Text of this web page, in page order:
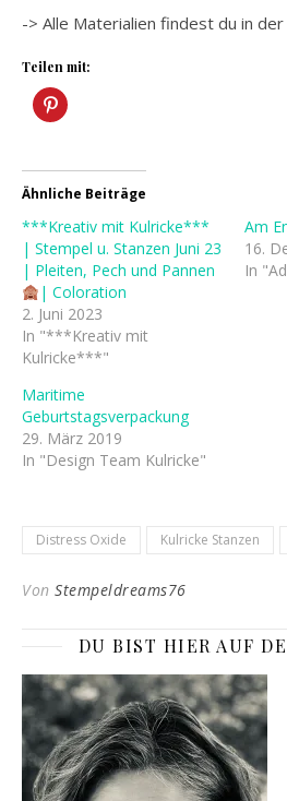
-> Alle Materialien findest du in
Teilen mit:
Ähnliche Beiträge
***Kreativ mit Kulricke***
| Stempel u. Stanzen Juni 23
| Pleiten, Pech und Pannen
| Coloration
2. Juni 2023
In "***Kreativ mit
Kulricke***"
Am
16.
In
Maritime
Geburtstagsverpackung
29. März 2019
In "Design Team Kulricke"
Distress Oxide Kulricke Stanzen
Von Stempeldreams76
DU BIST HIER AUF